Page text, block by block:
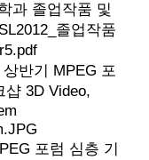
과 졸업작품 및
졸업작품
반기 MPEG 포
샵 3D Video,
포럼 심층 기